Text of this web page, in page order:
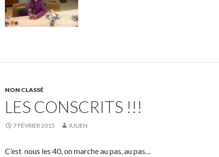
NON CLASSÉ
LES CONSCRITS !!!
7 FÉVRIER 2015 JULIEN
C’est nous les 40, on marche au pas, au pas…